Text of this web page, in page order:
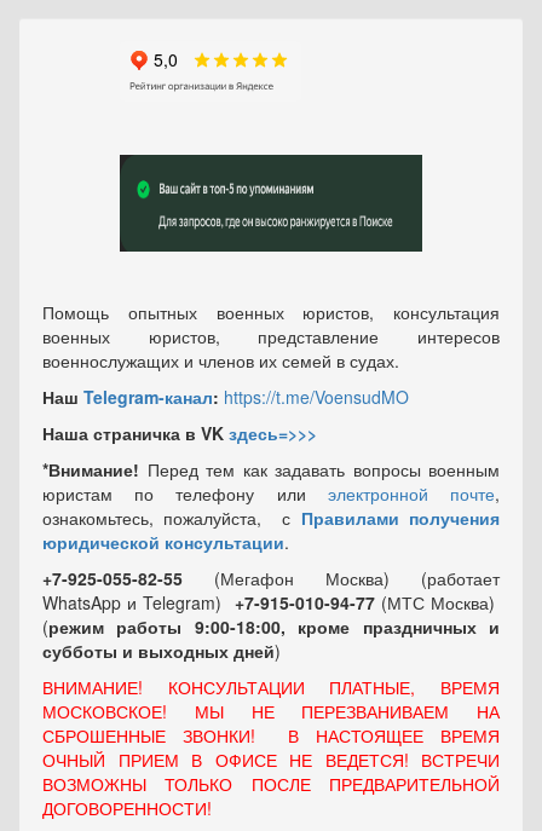
Помощь опытных военных юристов, консультация
военных юристов, представление интересов
военнослужащих и членов их семей в судах.
Наш Telegram-канал: https://t.me/VoensudMO
Наша страничка в VK здесь=>>>
*Внимание! Перед тем как задавать вопросы военным
юристам по телефону или электронной почте,
ознакомьтесь, пожалуйста, с Правилами получения
юридической консультации.
+7-925-055-82-55 (Мегафон Москва) (работает
WhatsApp и Telegram) +7-915-010-94-77 (МТС Москва)
(режим работы 9:00-18:00, кроме праздничных и
субботы и выходных дней)
ВНИМАНИЕ! КОНСУЛЬТАЦИИ ПЛАТНЫЕ, ВРЕМЯ
МОСКОВСКОЕ! МЫ НЕ ПЕРЕЗВАНИВАЕМ НА
СБРОШЕННЫЕ ЗВОНКИ! В НАСТОЯЩЕЕ ВРЕМЯ
ОЧНЫЙ ПРИЕМ В ОФИСЕ НЕ ВЕДЕТСЯ! ВСТРЕЧИ
ВОЗМОЖНЫ ТОЛЬКО ПОСЛЕ ПРЕДВАРИТЕЛЬНОЙ
ДОГОВОРЕННОСТИ!